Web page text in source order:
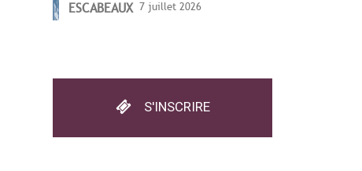
ESCABEAUX 7 juillet 2026
S'INSCRIRE